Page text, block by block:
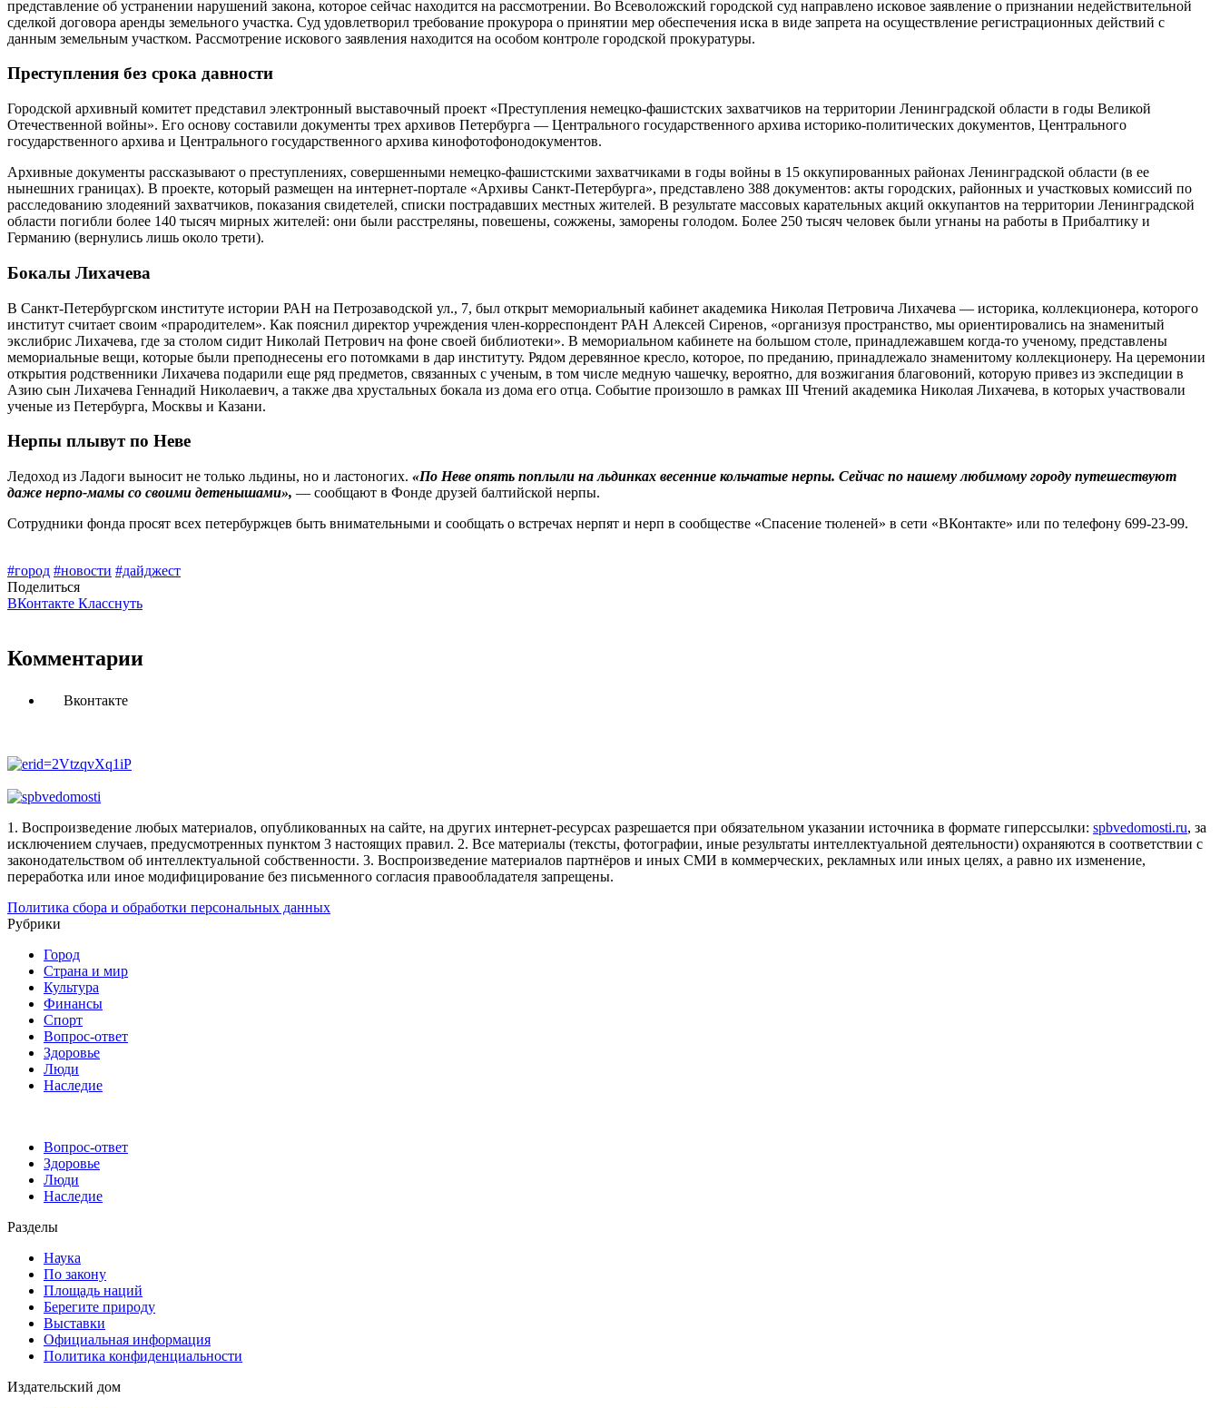
представление об устранении нарушений закона, которое сейчас находится на рассмотрении. Во Всеволожский городской суд направлено исковое заявление о признании недействительной
сделкой договора аренды земельного участка. Суд удовлетворил требование прокурора о принятии мер обеспечения иска в виде запрета на осуществление регистрационных действий с
данным земельным участком. Рассмотрение искового заявления находится на особом контроле городской прокуратуры.
Преступления без срока давности
Городской архивный комитет представил электронный выставочный проект «Преступления немецко-фашистских захватчиков на территории Ленинградской области в годы Великой
Отечественной войны». Его основу составили документы трех архивов Петербурга — Центрального государственного архива историко-политических документов, Центрального
государственного архива и Центрального государственного архива кинофотофонодокументов.
Архивные документы рассказывают о преступлениях, совершенными немецко-фашистскими захватчиками в годы войны в 15 оккупированных районах Ленинградской области (в ее
нынешних границах). В проекте, который размещен на интернет-портале «Архивы Санкт-Петербурга», представлено 388 документов: акты городских, районных и участковых комиссий по
расследованию злодеяний захватчиков, показания свидетелей, списки пострадавших местных жителей. В результате массовых карательных акций оккупантов на территории Ленинградской
области погибли более 140 тысяч мирных жителей: они были расстреляны, повешены, ­сожжены, заморены голодом. Более 250 тысяч человек были угнаны на работы в Прибалтику и
Германию (вернулись лишь около трети).
Бокалы Лихачева
В Санкт-Петербургском институте истории РАН на Петрозаводской ул., 7, был открыт мемориальный кабинет академика Николая Пет­ровича Лихачева — историка, коллекционера, которого
институт считает своим «прародителем». Как пояснил директор учреждения член-корреспондент РАН Алексей Сиренов, «организуя пространство, мы ориентировались на знаменитый
экслибрис Лихачева, где за столом сидит Николай Петрович на фоне своей библиотеки». В мемориальном кабинете на большом столе, принадлежавшем когда‑то ученому, представлены
мемориальные вещи, которые были преподнесены его потомками в дар институту. Рядом деревянное кресло, которое, по преданию, принадлежало знаменитому коллекционеру. На церемонии
открытия родственники Лихачева подарили еще ряд предметов, связанных с ученым, в том числе медную чашечку, вероятно, для возжигания благовоний, которую привез из экспедиции в
Азию сын Лихачева Геннадий Николаевич, а также два хрустальных бокала из дома его отца. Событие произошло в рамках III Чтений академика Николая Лихачева, в которых участ­вовали
ученые из Петербурга, Москвы и Казани.
Нерпы плывут по Неве
Ледоход из Ладоги выносит не только льдины, но и ластоногих. «По Неве опять поплыли на льдинках весенние кольчатые нерпы. Сейчас по нашему любимому городу путешествуют
даже нерпо-мамы со своими детенышами», — сообщают в Фонде друзей балтийской нерпы.
Сотрудники фонда просят всех петербуржцев быть внимательными и сообщать о встречах нерпят и нерп в сообществе «Спасение тюленей» в сети «ВКонтакте» или по телефону 699‑23‑99.
#город #новости #дайджест
Поделиться
ВКонтакте Класснуть
Комментарии
Вконтакте
1. Воспроизведение любых материалов, опубликованных на сайте, на других интернет-ресурсах разрешается при обязательном указании источника в формате гиперссылки: spbvedomosti.ru, за
исключением случаев, предусмотренных пунктом 3 настоящих правил. 2. Все материалы (тексты, фотографии, иные результаты интеллектуальной деятельности) охраняются в соответствии с
законодательством об интеллектуальной собственности. 3. Воспроизведение материалов партнёров и иных СМИ в коммерческих, рекламных или иных целях, а равно их изменение,
переработка или иное модифицирование без письменного согласия правообладателя запрещены.
Политика сбора и обработки персональных данных
Рубрики
Город
Страна и мир
Культура
Финансы
Спорт
Вопрос-ответ
Здоровье
Люди
Наследие
Вопрос-ответ
Здоровье
Люди
Наследие
Разделы
Наука
По закону
Площадь наций
Берегите природу
Выставки
Официальная информация
Политика конфиденциальности
Издательский дом